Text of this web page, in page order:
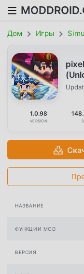
Дом Игры
1.0.98
VERSION
НАЗВАНИЕ
ФУНКЦИИ MOD
ВЕРСИЯ